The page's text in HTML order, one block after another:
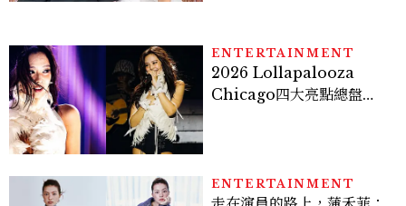
ENTERTAINMENT
2026 Lollapalooza
Chicago四大亮點總盤
ENTERTAINMENT